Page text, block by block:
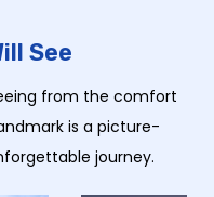
See
from the comfort
is a picture-
journey.